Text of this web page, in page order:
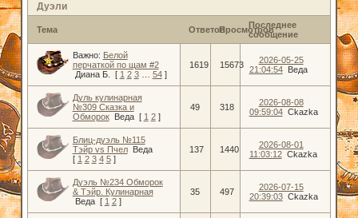
Дуэли
Тема ОтветовПросмотровПоследнее
сообщение
Важно: Белой
перчаткой по щам #2
Диана Б.
[ 1 2 3 54 ]
1619 15673
2026-05-25
21:04:54
Веда
Дуль кулинарная
№309 Сказка и
Обморок
Веда [ 1 2 ]
49 318
2026-08-08
09:59:04 Ckazka
Блиц-дуэль №115
Тэйр vs Пчел
Веда
[ 1 2 3 4 5 ]
137 1440
2026-08-01
11:03:12 Ckazka
Дуэль №234 Обморок
& Тэйр. Кулинарная
Веда [ 1 2 ]
35 497
2026-07-15
20:39:03 Ckazka